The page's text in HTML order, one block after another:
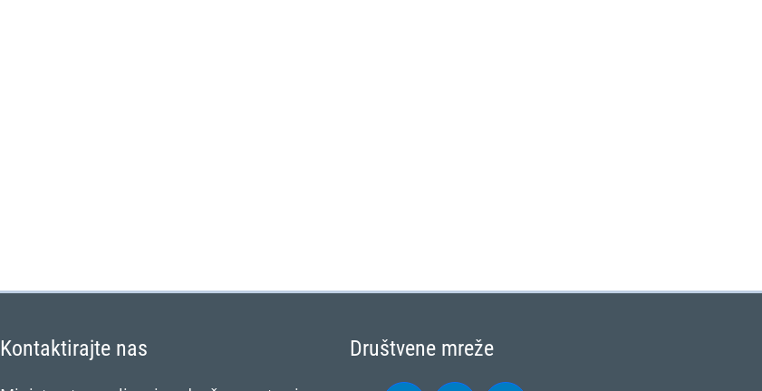
Kontaktirajte nas Društvene mreže